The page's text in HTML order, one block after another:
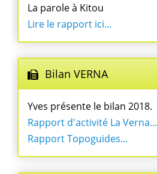
La parole à Kitou
Lire le rapport ici...
Bilan VERNA
Yves présente le bilan 2018.
Rapport d'activité La Verna...
Rapport Topoguides...